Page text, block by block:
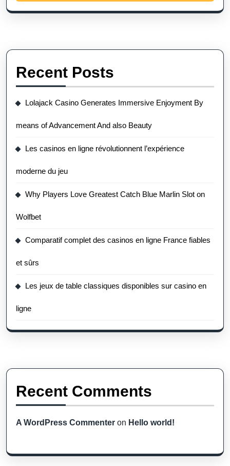
Recent Posts
Lolajack Casino Generates Immersive Enjoyment By
means of Advancement And also Beauty
Les casinos en ligne révolutionnent l’expérience
moderne du jeu
Why Players Love Greatest Catch Blue Marlin Slot on
Wolfbet
Comparatif complet des casinos en ligne France fiables
et sûrs
Les jeux de table classiques disponibles sur casino en
ligne
Recent Comments
A WordPress Commenter on Hello world!